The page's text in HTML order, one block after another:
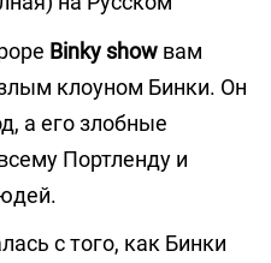
Binky show вам
клоуном Бинки. Он
а его злобные
Портленду и
с того, как Бинки